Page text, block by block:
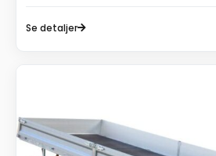
Se detaljer